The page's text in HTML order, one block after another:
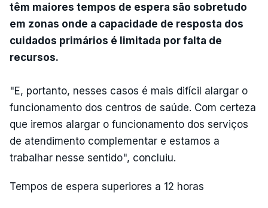
têm maiores tempos de espera são sobretudo
em zonas onde a capacidade de resposta dos
cuidados primários é limitada por falta de
recursos.
"E, portanto, nesses casos é mais difícil alargar o
funcionamento dos centros de saúde. Com certeza
que iremos alargar o funcionamento dos serviços
de atendimento complementar e estamos a
trabalhar nesse sentido", concluiu.
Tempos de espera superiores a 12 horas